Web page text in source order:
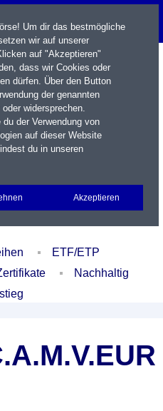
Portfolio Login
ETF/ETP
Nachhaltig
Um dir das bestmögliche
wir auf unserer
auf "Akzeptieren"
dass wir Cookies oder
dürfen. Über den Button
der genannten
widersprechen.
der Verwendung von
auf dieser Website
du in unseren
Akzeptieren